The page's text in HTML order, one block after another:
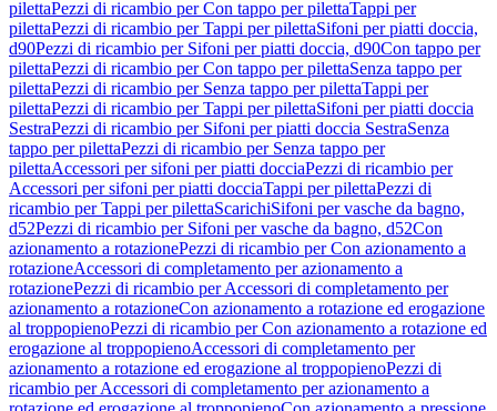
pilettaPezzi di ricambio per Con tappo per pilettaTappi per
pilettaPezzi di ricambio per Tappi per pilettaSifoni per piatti doccia,
d90Pezzi di ricambio per Sifoni per piatti doccia, d90Con tappo per
pilettaPezzi di ricambio per Con tappo per pilettaSenza tappo per
pilettaPezzi di ricambio per Senza tappo per pilettaTappi per
pilettaPezzi di ricambio per Tappi per pilettaSifoni per piatti doccia
SestraPezzi di ricambio per Sifoni per piatti doccia SestraSenza
tappo per pilettaPezzi di ricambio per Senza tappo per
pilettaAccessori per sifoni per piatti docciaPezzi di ricambio per
Accessori per sifoni per piatti docciaTappi per pilettaPezzi di
ricambio per Tappi per pilettaScarichiSifoni per vasche da bagno,
d52Pezzi di ricambio per Sifoni per vasche da bagno, d52Con
azionamento a rotazionePezzi di ricambio per Con azionamento a
rotazioneAccessori di completamento per azionamento a
rotazionePezzi di ricambio per Accessori di completamento per
azionamento a rotazioneCon azionamento a rotazione ed erogazione
al troppopienoPezzi di ricambio per Con azionamento a rotazione ed
erogazione al troppopienoAccessori di completamento per
azionamento a rotazione ed erogazione al troppopienoPezzi di
ricambio per Accessori di completamento per azionamento a